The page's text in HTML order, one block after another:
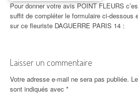
Pour donner votre avis POINT FLEURS
suffit de compléter le formulaire ci-dessous
sur ce fleuriste DAGUERRE PARIS 14 :
Laisser un commentaire
Votre adresse e-mail ne sera pas publiée.
sont indiqués avec *